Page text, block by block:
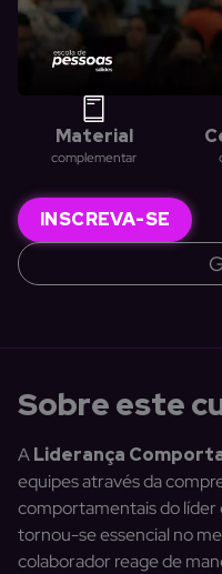
Material
complementar
INSCREVA-SE
Sobre este
ALiderança
equipes através da
comportamentais do líder
tornou-se essencial no
colaborador reage de